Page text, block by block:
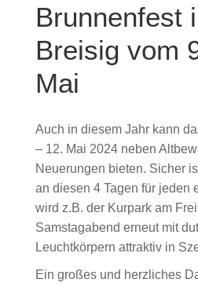
Brunnenfest
Breisig vom
Mai
Auch in diesem Jahr kann
– 12. Mai 2024 neben
Neuerungen bieten. Sicher
an diesen 4 Tagen für jeden
wird z.B. der Kurpark am
Samstagabend erneut mit
Leuchtkörpern attraktiv in
Ein großes und herzliches